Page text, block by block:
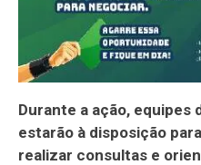
Durante a ação, equipes
estarão à disposição
realizar consultas e